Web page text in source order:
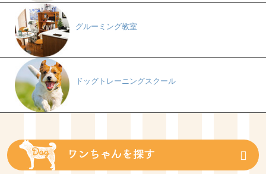
グルーミング教室
ドッグトレーニングスクール